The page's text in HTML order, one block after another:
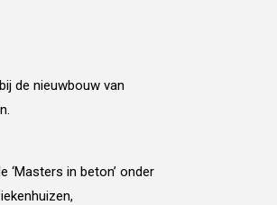
de nieuwbouw van
in beton’ onder